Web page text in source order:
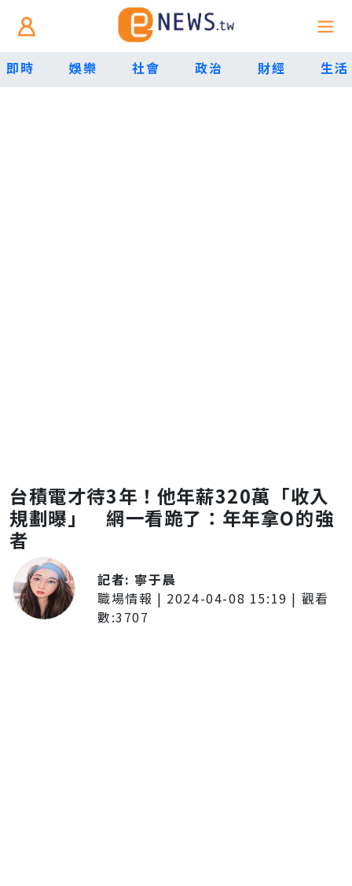
即時 娛樂 社會 政治 財經 生活
台積電才待3年！他年薪320萬「收入
規劃曝」 網一看跪了：年年拿O的強
者
記者: 寧于晨
職場情報 | 2024-04-08 15:19 | 觀看
數:3707